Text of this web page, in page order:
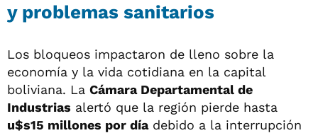
y problemas sanitarios
Los bloqueos impactaron de lleno sobre la
economía y la vida cotidiana en la capital
boliviana. La Cámara Departamental de
Industrias alertó que la región pierde hasta
u$s15 millones por díadebido a la interrupción